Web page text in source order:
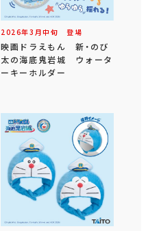
2026年3 月中旬 登場
映画ドラえもん 新・のび
太の海底鬼岩城 ウォータ
ーキーホルダー